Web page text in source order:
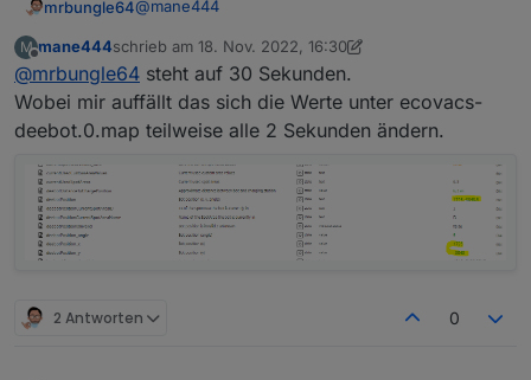
mrbungle64@mane444
Mir ist gerade aufgefallen, dass ich auch
vereinzelt Meldungen mit dem Error Code 502
und 504 habe.
Probleme scheint das nicht zu machen, aber ich
frage mich gerade, ob Ecovacs vielleicht die
Anzahl der zugelassenen Abfragen inzwischen
begrenzt hat.
Was für ein Abfrage-Intervall hast du eingestellt?
(siehe "Abfrage-Intervall (Sekunden)" in den
Adapter Einstellungen)
M
Offline
mane444schrieb am 18. Nov. 2022, 16:30
zuletzt editiert von mane444
@mrbungle64 steht auf 30 Sekunden.
Wobei mir auffällt das sich die Werte unter ecovacs-
deebot.0.map teilweise alle 2 Sekunden ändern.
2 Antworten 0